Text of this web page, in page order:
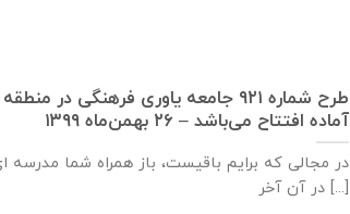
طرح شماره ۹۲۱ جامعه ياوری فرهنگی در
آماده افتتاح می‌باشد – ۲۶ بهمن‌ماه ۱۳۹۹
در مجالی که برایم باقیست، باز همراه شما مدرسه
در آن آخر [...]